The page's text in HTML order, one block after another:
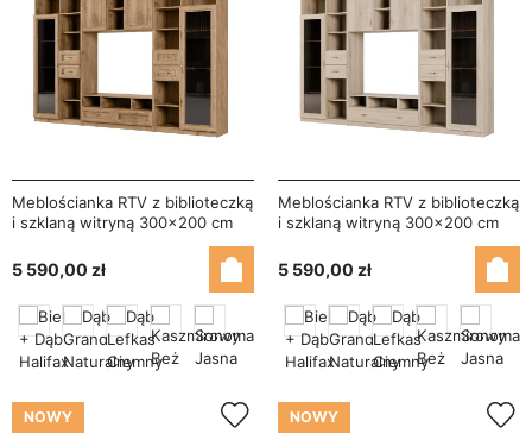
Meblościanka RTV z biblioteczką
i szklaną witryną 300×200 cm
5 590,00 zł
Meblościanka RTV z biblioteczką
i szklaną witryną 300×200 cm
5 590,00 zł
NOWY NOWY